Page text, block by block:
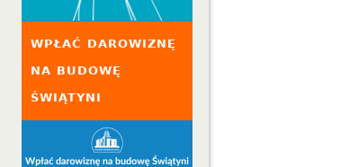
WPŁAĆ DAROWIZNĘ
NA BUDOWĘ
ŚWIĄTYNI